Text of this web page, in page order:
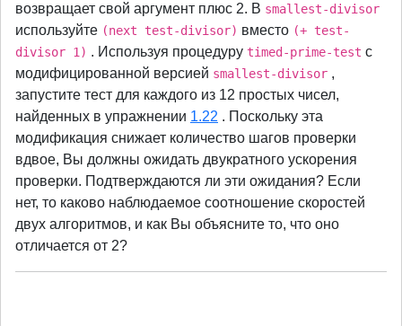
возвращает свой аргумент плюс 2. В smallest-divisor
используйте (next test-divisor) вместо (+ test-
divisor 1) . Используя процедуру timed-prime-test с
модифицированной версией smallest-divisor ,
запустите тест для каждого из 12 простых чисел,
найденных в упражнении 1.22 . Поскольку эта
модификация снижает количество шагов проверки
вдвое, Вы должны ожидать двукратного ускорения
проверки. Подтверждаются ли эти ожидания? Если
нет, то каково наблюдаемое соотношение скоростей
двух алгоритмов, и как Вы объясните то, что оно
отличается от 2?